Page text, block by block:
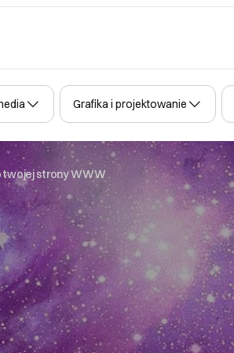
Grafika i projektowanie
twojej strony WWW